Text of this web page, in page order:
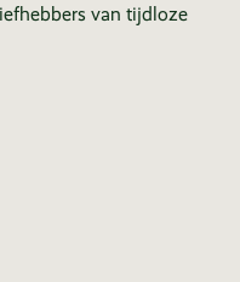
van tijdloze